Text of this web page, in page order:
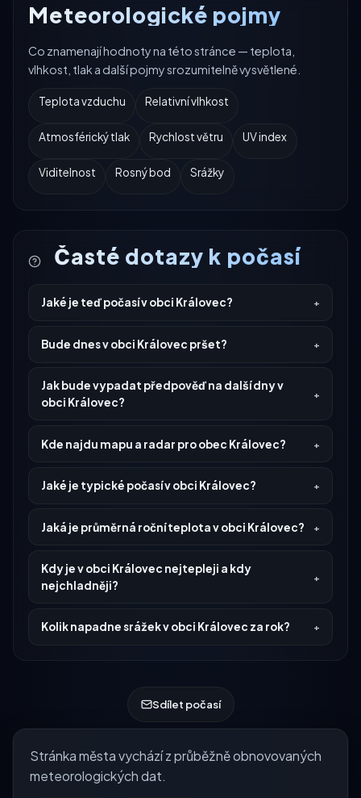
Meteorologické pojmy
Co znamenají hodnoty na této stránce — teplota,
vlhkost, tlak a další pojmy srozumitelně vysvětlené.
Teplota vzduchu Relativní vlhkost
Atmosférický tlak Rychlost větru UV index
Viditelnost Rosný bod Srážky
Časté dotazy k počasí
Jaké je teď počasí v obci Královec?
Bude dnes v obci Královec pršet?
Jak bude vypadat předpověď na další dny v
obci Královec?
Kde najdu mapu a radar pro obec Královec?
Jaké je typické počasí v obci Královec?
Jaká je průměrná roční teplota v obci Královec?
Kdy je v obci Královec nejtepleji a kdy
nejchladněji?
Kolik napadne srážek v obci Královec za rok?
Sdílet počasí
Stránka města vychází z průběžně obnovovaných
meteorologických dat.